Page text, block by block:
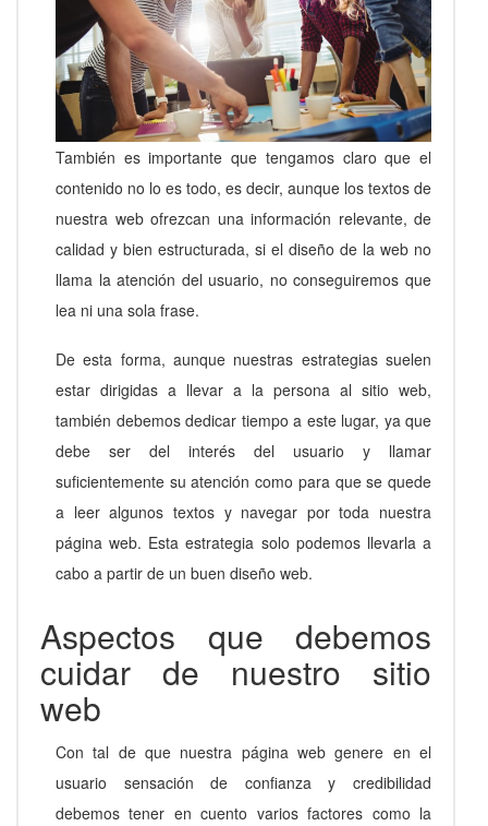
También es importante que tengamos claro que el
contenido no lo es todo, es decir, aunque los textos de
nuestra web ofrezcan una información relevante, de
calidad y bien estructurada, si el diseño de la web no
llama la atención del usuario, no conseguiremos que
lea ni una sola frase.
De esta forma, aunque nuestras estrategias suelen
estar dirigidas a llevar a la persona al sitio web,
también debemos dedicar tiempo a este lugar, ya que
debe ser del interés del usuario y llamar
suficientemente su atención como para que se quede
a leer algunos textos y navegar por toda nuestra
página web. Esta estrategia solo podemos llevarla a
cabo a partir de un buen diseño web.
Aspectos que debemos
cuidar de nuestro sitio
web
Con tal de que nuestra página web genere en el
usuario sensación de confianza y credibilidad
debemos tener en cuento varios factores como la